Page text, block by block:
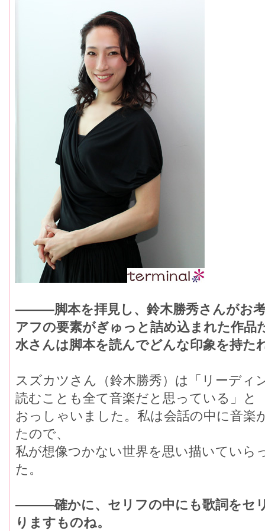
―――脚本を拝見し、鈴木勝秀さんがお
アフの要素がぎゅっと詰め込まれた作品
水さんは脚本を読んでどんな印象を持た
スズカツさん（鈴木勝秀）は「リーディ
読むことも全て音楽だと思っている」と
おっしゃいました。私は会話の中に音楽
たので、
私が想像つかない世界を思い描いていら
た。
―――確かに、セリフの中にも歌詞をセ
りますものね。